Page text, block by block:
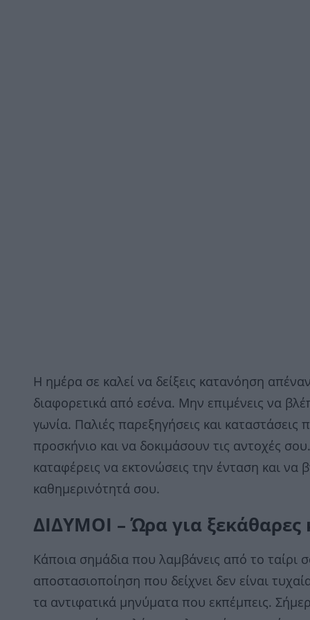
Η ημέρα σε καλεί να δείξεις κατανόηση
διαφορετικά από εσένα. Μην επιμένεις να
γωνία. Παλιές παρεξηγήσεις και καταστάσεις
προσκήνιο και να δοκιμάσουν τις αντοχές
καταφέρεις να εκτονώσεις την ένταση και να
καθημερινότητά σου.
ΔΙΔΥΜΟΙ – Ώρα για ξεκάθαρες
Κάποια σημάδια που λαμβάνεις από το
αποστασιοποίηση που δείχνει δεν είναι
τα αντιφατικά μηνύματα που εκπέμπεις.